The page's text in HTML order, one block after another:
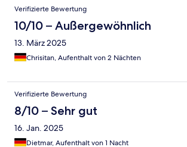
Verifizierte Bewertung
10/10 – Außergewöhnlich
13. März 2025
Chrisitan, Aufenthalt von 2 Nächten
Verifizierte Bewertung
8/10 – Sehr gut
16. Jan. 2025
Dietmar, Aufenthalt von 1 Nacht